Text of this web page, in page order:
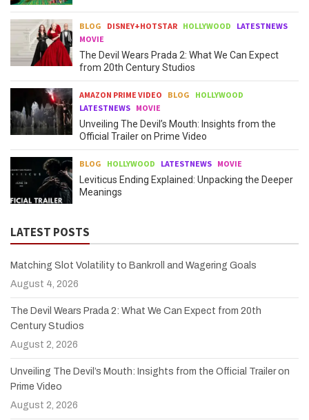
BLOG DISNEY+HOTSTAR HOLLYWOOD
LATESTNEWS
MOVIE
The Devil Wears Prada 2: What We Can Expect
from 20th Century Studios
AMAZON PRIME VIDEO BLOG
HOLLYWOOD
LATESTNEWS MOVIE
Unveiling The Devil’s Mouth: Insights from the
Official Trailer on Prime Video
BLOG HOLLYWOOD LATESTNEWS MOVIE
Leviticus Ending Explained: Unpacking the Deeper
Meanings
LATEST POSTS
Matching Slot Volatility to Bankroll and Wagering Goals
August 4, 2026
The Devil Wears Prada 2: What We Can Expect from 20th
Century Studios
August 2, 2026
Unveiling The Devil’s Mouth: Insights from the Official Trailer on
Prime Video
August 2, 2026